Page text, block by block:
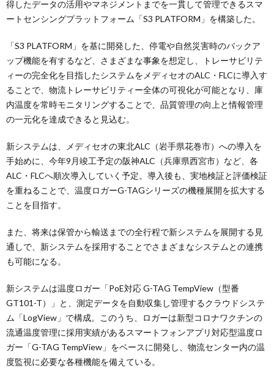
得したデータの活用やマネジメントまでを一貫して管理できるスマ
ートセンシングプラットフォーム「S3 PLATFORM」を構築した。
「S3 PLATFORM」を基に開発した、停電や自然災害時のバックア
ップ機能を有するなど、さまざまな事象を想定し、トレーサビリテ
ィーの完全化を目指したシステムをメディセオのALC・FLCに導入す
ることで、物流トレーサビリティー全体の可視化が可能となり、庫
内温度を常時モニタリングすることで、品質管理の向上と情報管理
の一元化を達成できると見込む。
新システムは、メディセオの東北ALC（岩手県花巻市）への導入を
手始めに、今年9月竣工予定の阪神ALC（兵庫県西宮市）など、各
ALC・FLCへ順次導入していく予定。導入後も、実地検証と評価検証
を重ねることで、温度ロガーG-TAGシリーズの機種展開を拡大する
ことを目指す。
また、将来は保管から輸送までの全行程で新システムを展開する見
通しで、新システムを採用することでさまざまなシステムとの連携
も可能になる。
新システムは温度ロガー「PoE対応 G-TAG TempView（型番
GT101-T）」と、測定データを自動収集し管理するクラウドシステ
ム「LogView」で構成。このうち、ロガーは新型コロナワクチンの
流通温度管理に採用実績があるスマートフォンアプリ対応型温度ロ
ガー「G-TAG TempView」をベースに開発し、物流センター内の温
度監視に必要な各種機能を備えている。